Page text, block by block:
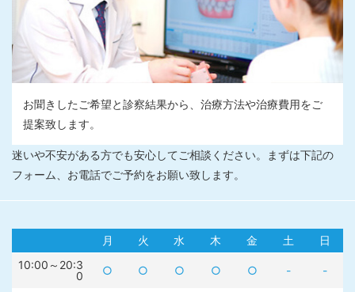
お聞きしたご希望と診察結果から、治療方法や治療費用をご
提案致します。
迷いや不安がある方でも安心してご相談ください。まずは下記の
フォーム、お電話でご予約をお願い致します。
月 火 水 木 金 土
日
10:00～20:3
0
○ ○ ○ ○ ○ - -